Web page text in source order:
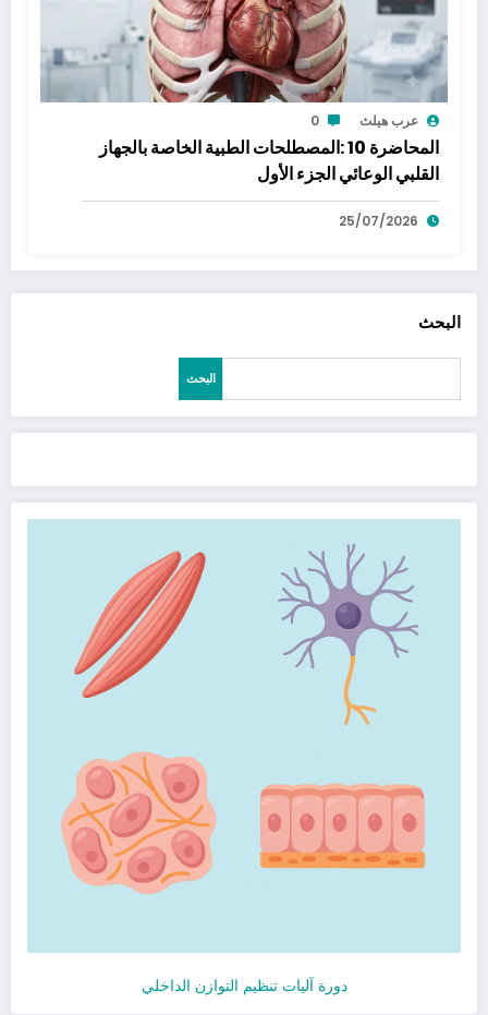
عرب هيلث 0
المحاضرة 10 :المصطلحات الطبية الخاصة بالجهاز
القلبي الوعائي الجزء الأول
25/07/2026
البحث
البحث
دورة آليات تنظيم التوازن الداخلي